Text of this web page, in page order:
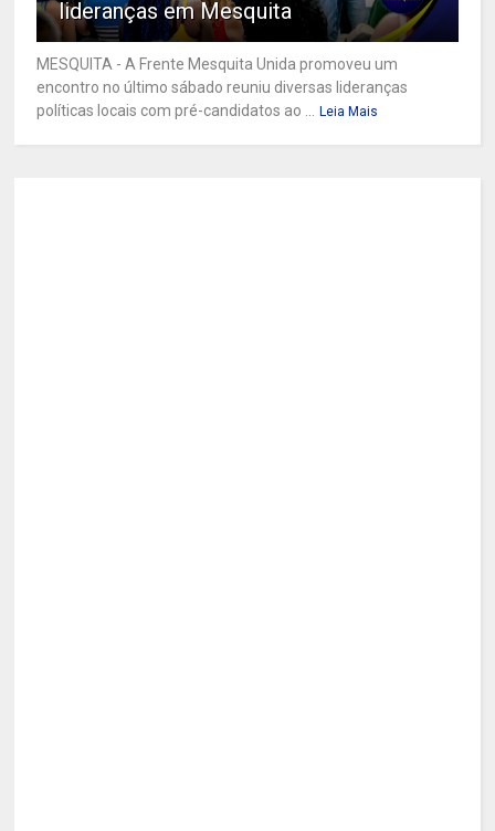
lideranças em Mesquita
MESQUITA - A Frente Mesquita Unida promoveu um
encontro no último sábado reuniu diversas lideranças
políticas locais com pré-candidatos ao ...
Leia Mais